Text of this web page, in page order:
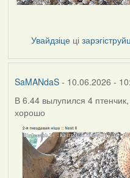
Увайдзіце ці
SaMANdaS- 10.06.2026 -
В 6.44 вылупился 4
хорошо